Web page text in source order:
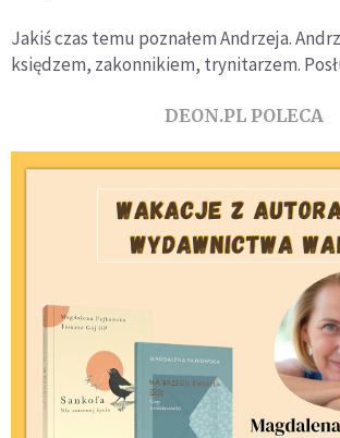
Jakiś czas temu poznałem Andrzeja.
księdzem, zakonnikiem, trynitarzem.
DEON.PL POLECA